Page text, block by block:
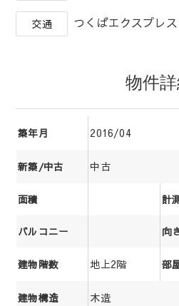
交通 つくばエクスプレ
物件
築年月 2016/04
新築/中古 中古
面積 計
バルコニー 向
建物階数 地上2階 部
建物構造 木造